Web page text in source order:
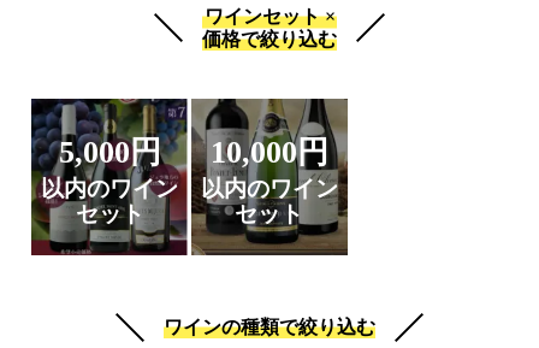
ワインセット ×
価格で絞り込む
5,000円
以内のワイン
セット
10,000円
以内のワイン
セット
ワインの種類で絞り込む